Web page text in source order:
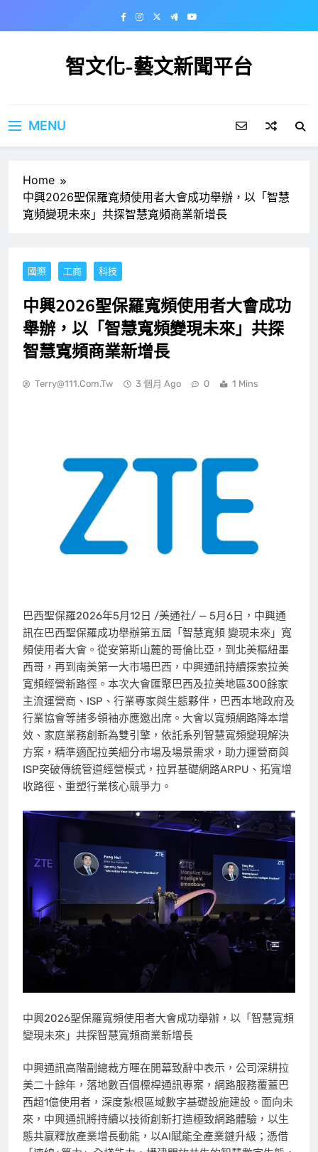
智文化-藝文新聞平台
MENU
Home
中興2026聖保羅寬頻使用者大會成功舉辦，以「智慧
寬頻變現未來」共探智慧寬頻商業新增長
國際 工商 科技
中興2026聖保羅寬頻使用者大會成功
舉辦，以「智慧寬頻變現未來」共探
智慧寬頻商業新增長
Terry@111.com.tw 3 個月 Ago 0 1 Mins
巴西聖保羅2026年5月12日 /美通社/ — 5月6日， 中興通
訊在巴西聖保羅成功舉辦第五屆「智慧寬頻 變現未來」寬
頻使用者大會。從安第斯山麓的哥倫比亞，到北美樞紐墨
西哥，再到南美第一大市場巴西，中興通訊持續探索拉美
寬頻經營新路徑。本次大會匯聚巴西及拉美地區300餘家
主流運營商、ISP、行業專家與生態夥伴，巴西本地政府及
行業協會等諸多領袖亦應邀出席。大會以寬頻網路降本增
效、家庭業務創新為雙引擎，依託系列智慧寬頻變現解決
方案，精準適配拉美細分市場及場景需求，助力運營商與
ISP突破傳統管道經營模式，拉昇基礎網路ARPU、拓寬增
收路徑、重塑行業核心競爭力。
中興2026聖保羅寬頻使用者大會成功舉辦，以「智慧寬頻
變現未來」共探智慧寬頻商業新增長
中興通訊高階副總裁方暉在開幕致辭中表示，公司深耕拉
美二十餘年，落地數百個標桿通訊專案，網路服務覆蓋巴
西超1億使用者，深度紮根區域數字基礎設施建設。面向未
來，中興通訊將持續以技術創新打造極致網路體驗，以生
態共贏釋放產業增長動能，以AI賦能全產業鏈升級；憑借